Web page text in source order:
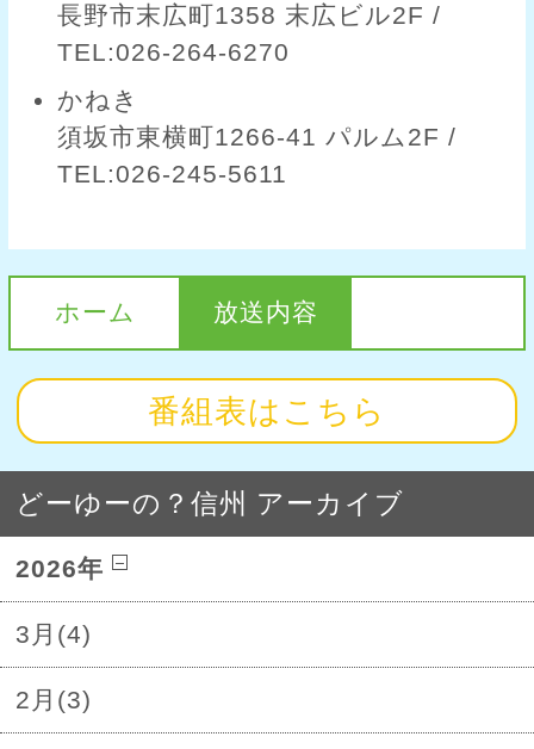
長野市末広町1358 末広ビル2F /
TEL:026-264-6270
かねき
須坂市東横町1266-41 パルム2F /
TEL:026-245-5611
ホーム 放送内容
番組表はこちら
どーゆーの？信州 アーカイブ
2026年
3月(4)
2月(3)